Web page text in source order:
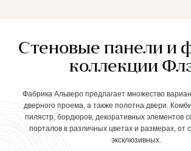
Стеновые панели и
коллекции
Фабрика Альверо предлагает множество
дверного проема, а также полотна двери.
пилястр, бордюров, декоративных элементов
порталов в различных цветах и размерах, от
эксклюзивных.